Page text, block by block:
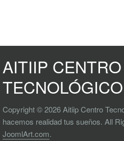
AITIIP CENTRO
TECNOLÓGICO
Copyright © 2026 Aitiip Centro
hacemos realidad tus sueños. All
JoomlArt.com.